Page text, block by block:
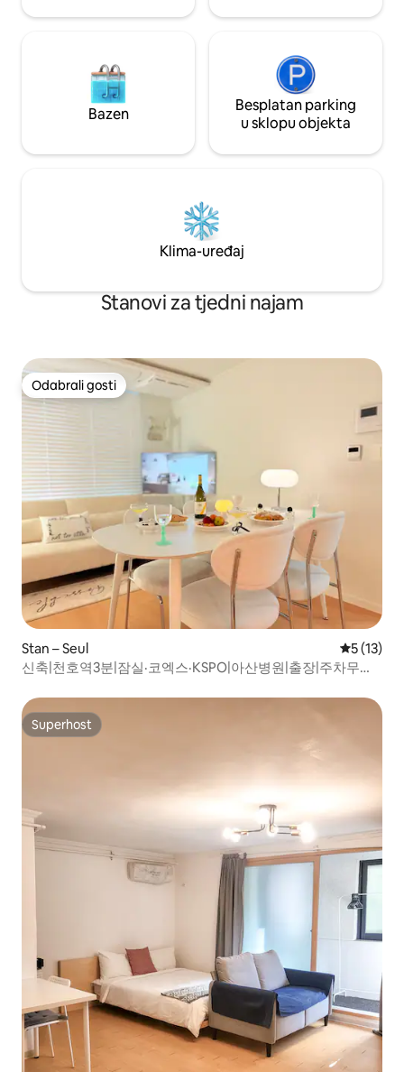
tržnica Jayang nalazi se u neposrednoj
pristupačnoj cijeni. 3 bračna kreveta
(1,6x2). Osjećajte udobnost bračnog
kreveta (160x200). Smješten u mirnom
prostoru u uličici, „59stay” je dobra
Uživajte onoliko vremena koliko i danas.
posebnog predmeta: WEHOME-HA-
Bazen
Besplatan parking
u sklopu objekta
Klima-uređaj
Stanovi za tjedni najam
Odabrali gosti
Odabrali gosti
Stan – Seul Prosječna
5 (13)
신축|천호역3분|잠실·코엑스·KSPO|아산병원|출장|주차무료|
Superhost
Superhost